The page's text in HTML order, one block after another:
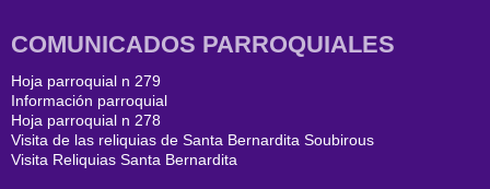
COMUNICADOS PARROQUIALES
Hoja parroquial n 279
Información parroquial
Hoja parroquial n 278
Visita de las reliquias de Santa Bernardita Soubirous
Visita Reliquias Santa Bernardita